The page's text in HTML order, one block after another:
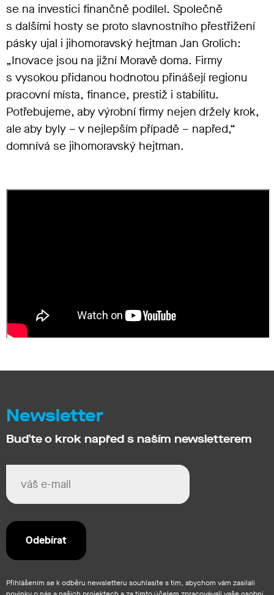
se na investici finančně podílel. Společně
s dalšími hosty se proto slavnostního přestřižení
pásky ujal i jihomoravský hejtman Jan Grolich:
„Inovace jsou na jižní Moravě doma. Firmy
s vysokou přidanou hodnotou přinášejí regionu
pracovní místa, finance, prestiž i stabilitu.
Potřebujeme, aby výrobní firmy nejen držely krok,
ale aby byly – v nejlepším případě – napřed,“
domnívá se jihomoravský hejtman.
Newsletter
Buďte o krok napřed s naším newsletterem
Přihlášením se k odběru newsletteru souhlasíte s tím, abychom vám zasílali